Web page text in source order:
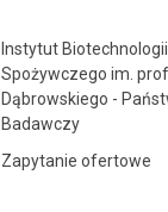
Instytut
Spożywczego im.
Dąbrowskiego -
Badawczy
Zapytanie ofertowe